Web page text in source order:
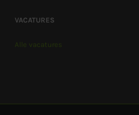
VACATURES
Alle vacatures